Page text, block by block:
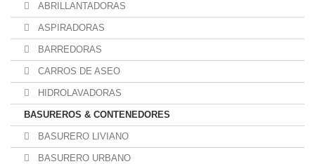
ABRILLANTADORAS
ASPIRADORAS
BARREDORAS
CARROS DE ASEO
HIDROLAVADORAS
BASUREROS & CONTENEDORES
BASURERO LIVIANO
BASURERO URBANO